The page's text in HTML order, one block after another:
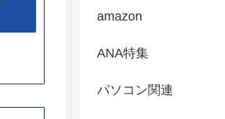
amazon
ANA特集
パソコン関連